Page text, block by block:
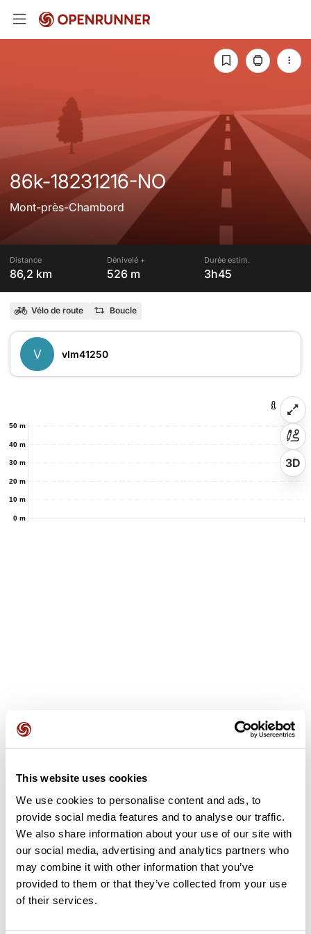
This website uses cookies
We use cookies to personalise content and ads, to
provide social media features and to analyse our traffic.
We also share information about your use of our site with
our social media, advertising and analytics partners who
may combine it with other information that you’ve
provided to them or that they’ve collected from your use
of their services.
86k-18231216-NO
Mont-près-Chambord
Distance
86,2 km
Dénivelé +
526 m
Durée estim.
3h45
Vélo de route Boucle
V vlm41250
0 m
10 m
20 m
30 m
40 m
50 m
3D
Ajouter un avis
Découvrez ce parcours de vélo de 86,2 km à proximité de